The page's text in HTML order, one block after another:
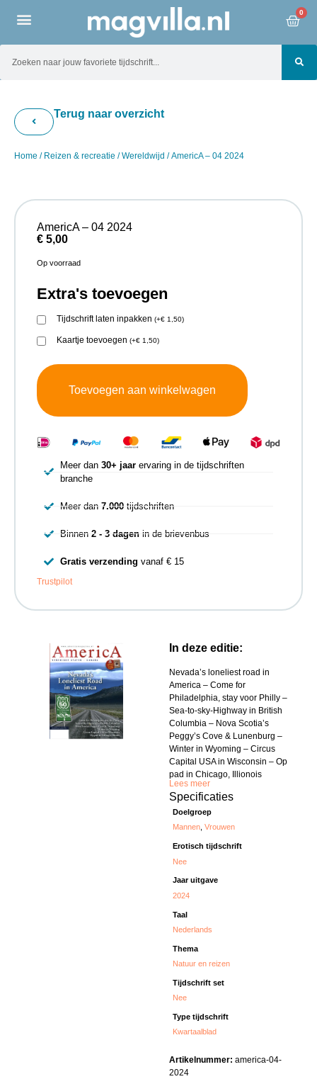
0
Terug naar overzicht
Home / Reizen & recreatie /Wereldwijd / AmericA – 04 2024
In deze editie:
Nevada’s loneliest road in
America – Come for
Philadelphia, stay voor Philly –
Sea-to-sky-Highway in British
Columbia – Nova Scotia’s
Peggy’s Cove & Lunenburg –
Winter in Wyoming – Circus
Capital USA in Wisconsin – Op
pad in Chicago, Illionois
Lees meer
Specificaties
Doelgroep
Mannen,Vrouwen
Erotisch tijdschrift
Nee
Jaar uitgave
2024
Taal
Nederlands
Thema
Natuur en reizen
Tijdschrift set
Nee
Type tijdschrift
Kwartaalblad
Artikelnummer: america-04-
2024
AmericA – 04 2024
€ 5,00
Op voorraad
Extra's toevoegen
Tijdschrift laten inpakken (+€ 1,50)
Kaartje toevoegen (+€ 1,50)
Toevoegen aan winkelwagen
Meer dan 30+ jaarervaring in de tijdschriften
branche
Meer dan 7.000tijdschriften
Binnen 2 - 3 dagenin de brievenbus
Gratis verzending vanaf € 15
Trustpilot